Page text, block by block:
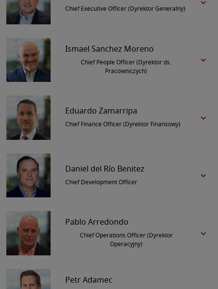
Chief Executive Officer (Dyrektor Generalny)
Ismael Sanchez Moreno
Chief People Officer (Dyrektor ds.
Pracowniczych)
Eduardo Zamarripa
Chief Finance Officer (Dyrektor Finansowy)
Daniel del Río Benitez
Chief Development Officer
Pablo Arredondo
Chief Operations Officer (Dyrektor
Operacyjny)
Petr Adamec